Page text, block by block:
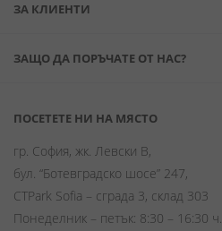
ЗА КЛИЕНТИ
ЗАЩО ДА ПОРЪЧАТЕ ОТ НАС?
ПОСЕТЕТЕ НИ НА МЯСТО
гр. София, жк. Левски В,
бул. “Ботевградско шосе” 247,
CTPark Sofia – сграда 3, склад 303
Понеделник – петък: 8:30 – 16:30 ч.